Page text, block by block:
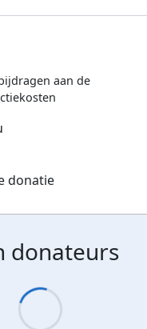
bedankt
aan de
donateurs